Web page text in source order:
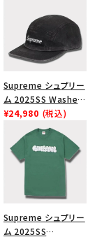
Supreme シュプリー
ム 2025SS Washed
Chino Twill Camp
Cap ウォッシュチノツ
イルキャンプキャップ
ブラック 黒
¥24,980 (税込)
Supreme シュプリー
ム 2025SS